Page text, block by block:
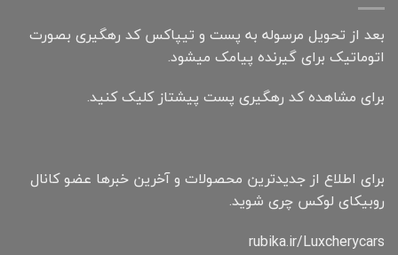
بعد از تحویل مرسوله به پست و تیپاکس کد رهگیری بصورت
اتوماتیک برای گیرنده پیامک میشود.
برای مشاهده کد رهگیری پست پیشتاز کلیک کنید.
برای اطلاع از جدیدترین محصولات و آخرین خبرها عضو کانال
روبیکای لوکس چری شوید.
rubika.ir/Luxcherycars